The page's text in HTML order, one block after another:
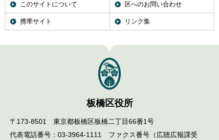
このサイトについて 区へのお問い合わせ
携帯サイト リンク集
板橋区役所
〒173-8501 東京都板橋区板橋二丁目66番1号
代表電話番号：03-3964-1111 ファクス番号（広聴広報課受